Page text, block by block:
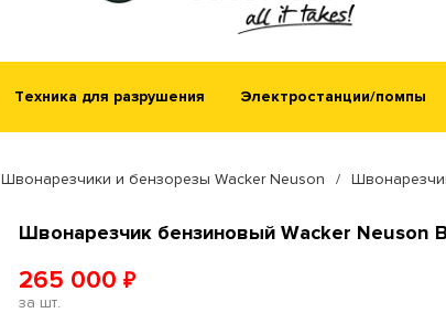
Техника для разрушения Электростанции/помпы
Швонарезчики и бензорезы Wacker Neuson /
Швонарезчик бензиновый Wacker Neuson
265 000 ₽
за шт.